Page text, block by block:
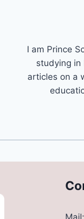
I am Prince
studying in
articles on a